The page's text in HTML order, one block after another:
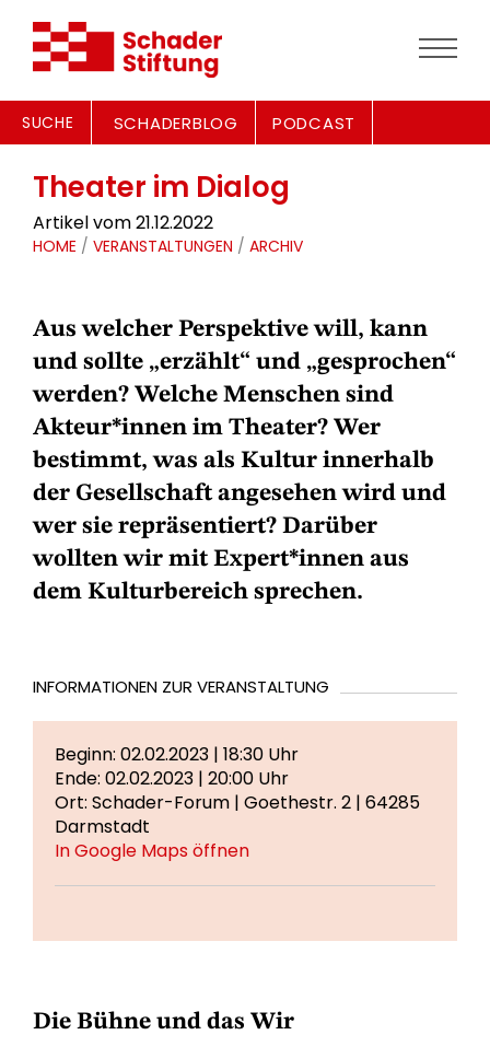
SUCHE SCHADERBLOG PODCAST
Theater im Dialog
Artikel vom 21.12.2022
HOME / VERANSTALTUNGEN / ARCHIV
Aus welcher Perspektive will, kann
und sollte „erzählt“ und „gesprochen“
werden? Welche Menschen sind
Akteur*innen im Theater? Wer
bestimmt, was als Kultur innerhalb
der Gesellschaft angesehen wird und
wer sie repräsentiert? Darüber
wollten wir mit Expert*innen aus
dem Kulturbereich sprechen.
INFORMATIONEN ZUR VERANSTALTUNG
Beginn: 02.02.2023 | 18:30 Uhr
Ende: 02.02.2023 | 20:00 Uhr
Ort: Schader-Forum | Goethestr. 2 | 64285
Darmstadt
In Google Maps öffnen
Die Bühne und das Wir